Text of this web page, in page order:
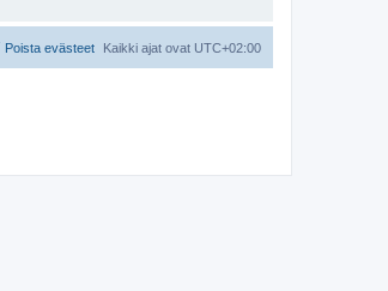
Kaikki ajat ovat UTC+02:00
Poista evästeet